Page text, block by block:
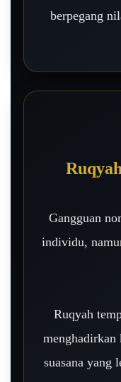
berpegang
Gangguan
individu,
Ruqyah
menghadirkan
suasana yang